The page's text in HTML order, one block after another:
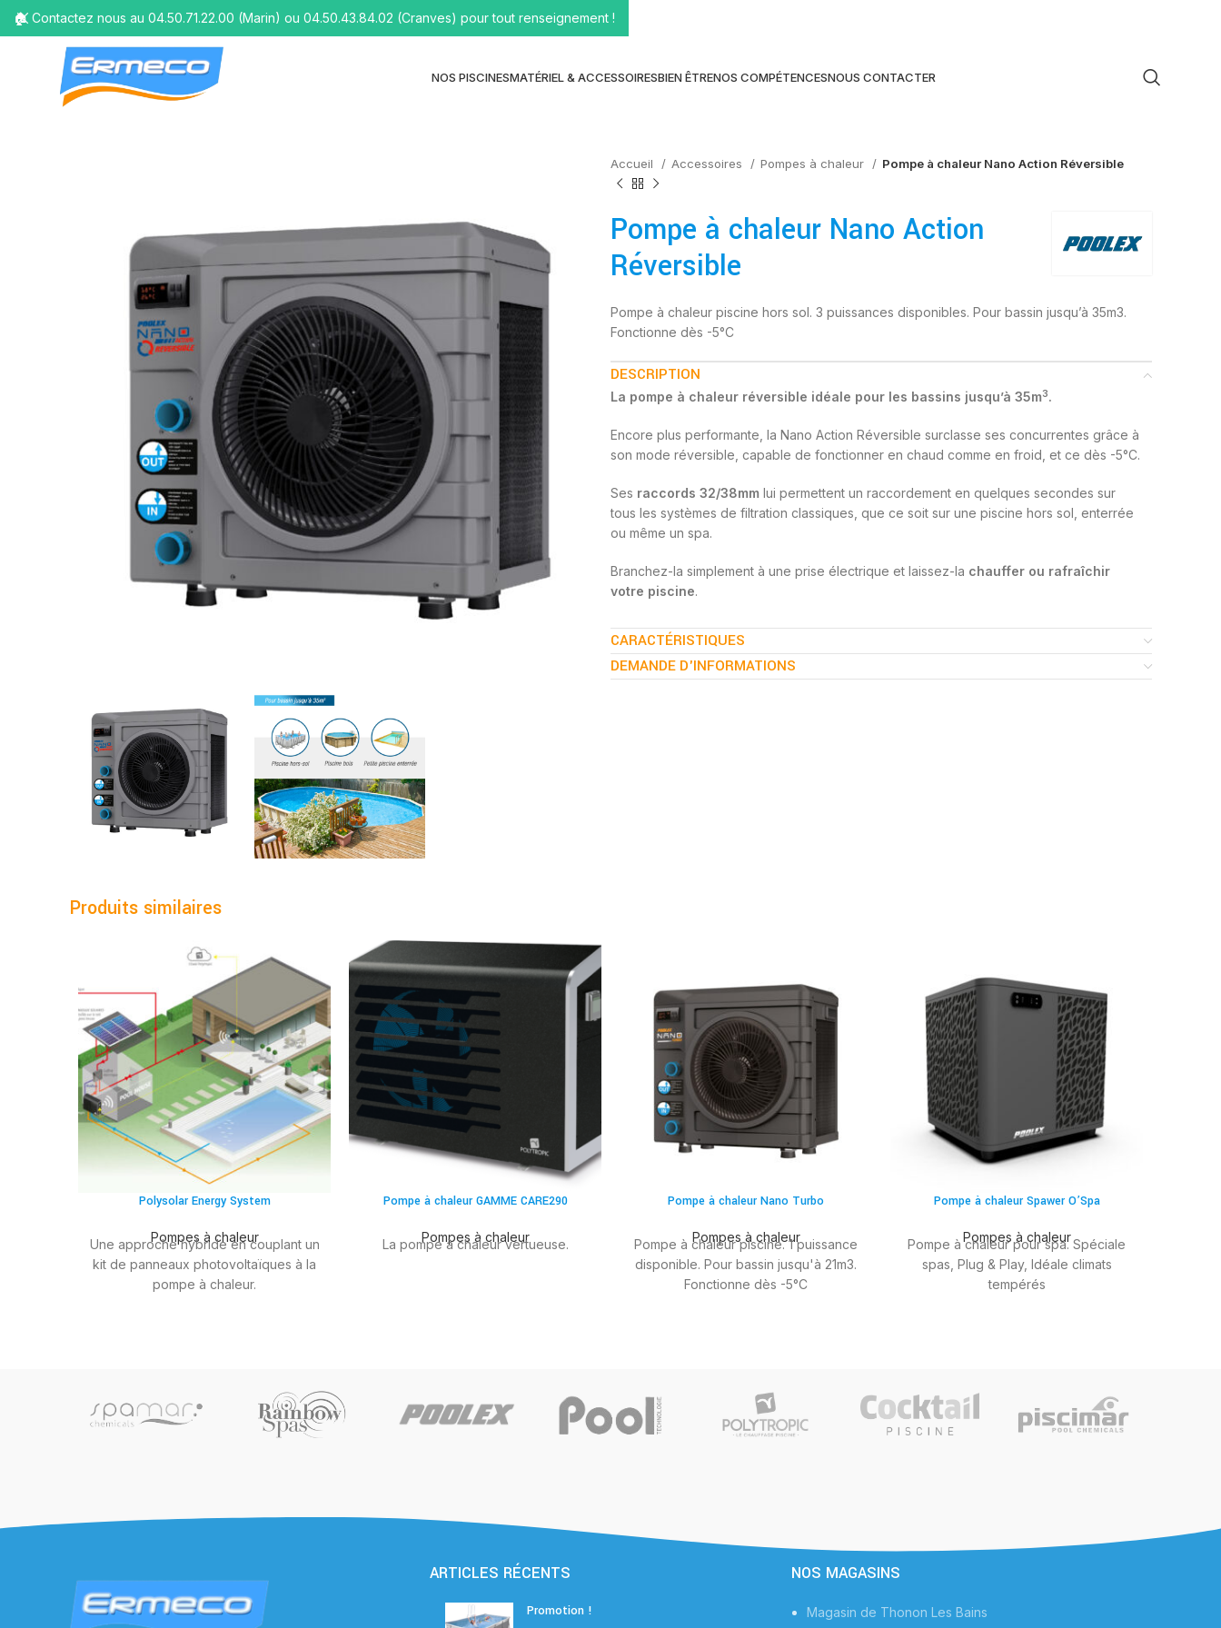
NOS PISCINESMATÉRIEL & ACCESSOIRESBIEN ÊTRENOS COMPÉTENCESNOUS CONTACTER
Accueil Accessoires Pompes à chaleur Pompe à chaleur Nano Action Réversible
Pompe à chaleur Nano Action
Réversible
Pompe à chaleur piscine hors sol. 3 puissances disponibles. Pour bassin jusqu’à 35m3.
Fonctionne dès -5°C
DESCRIPTION
La pompe à chaleur réversible idéale pour les bassins jusqu’à 35m3.
Encore plus performante, la Nano Action Réversible surclasse ses concurrentes grâce à
son mode réversible, capable de fonctionner en chaud comme en froid, et ce dès -5°C.
Ses raccords 32/38mm lui permettent un raccordement en quelques secondes sur
tous les systèmes de filtration classiques, que ce soit sur une piscine hors sol, enterrée
ou même un spa.
Branchez-la simplement à une prise électrique et laissez-la chauffer ou rafraîchir
votre piscine.
Conçue comme les pompes à chaleur Premium, elle hérite de leurs performances dans
un gabarit ultra compact. Avec son poids plume, elle se transporte facilement d’un
espace à l’autre.
CARACTÉRISTIQUES
DEMANDE D'INFORMATIONS
Produits similaires
Polysolar Energy System
Pompes à chaleur
Une approche hybride en couplant un
kit de panneaux photovoltaïques à la
pompe à chaleur.
Pompe à chaleur GAMME CARE290
Pompes à chaleur
La pompe à chaleur vertueuse.
Pompe à chaleur Nano Turbo
Pompes à chaleur
Pompe à chaleur piscine. 1 puissance
disponible. Pour bassin jusqu'à 21m3.
Fonctionne dès -5°C
Pompe à chaleur Spawer O’Spa
Pompes à chaleur
Pompe à chaleur pour spa. Spéciale
spas, Plug & Play, Idéale climats
tempérés
ARTICLES RÉCENTS
Promotion !
NOS MAGASINS
Magasin de Thonon Les Bains
🏠 Contactez nous au 04.50.71.22.00 (Marin) ou 04.50.43.84.02 (Cranves) pour tout renseignement !